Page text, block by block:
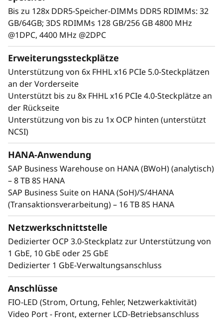
Maximale Leistung und Zuverlässigkeit
Zentrale Aufgaben in Unternehmen erfordern
Systeme, die maximale Leistung und
kontinuierliche Verfügbarkeit bieten können.
Mit der gesteigerten Leistung von CPU,
Arbeitsspeicher, Storage und I/O setzt das
SR950 V3 neue Leistungsmaßstäbe.
Mit acht Intel® Xeon® Scalable Prozessoren
der 4. Generation unterstützt der ThinkSystem
SR950 V3 bis zu 32 TB Arbeitsspeicher und 480
Prozessorkerne auf 8 HE Rackfläche. Mit
mehreren Ausfallsicherheitsstufen zum Schutz
Dauerbetrieb und die Zuverlässigkeit im
Dauereinsatz ausgelegt.
Bis zu 128x DDR5-Speicher-DIMMs DDR5 RDIMMs: 32
GB/64GB; 3DS RDIMMs 128 GB/256 GB 4800 MHz
@1DPC, 4400 MHz @2DPC
Erweiterungssteckplätze
Unterstützung von 6x FHHL x16 PCIe 5.0-Steckplätzen
an der Vorderseite
Unterstützt bis zu 8x FHHL x16 PCIe 4.0-Steckplätze an
der Rückseite
Unterstützung von bis zu 1x OCP hinten (unterstützt
NCSI)
HANA-Anwendung
SAP Business Warehouse on HANA (BWoH) (analytisch)
– 8 TB 8S HANA
SAP Business Suite on HANA (SoH)/S/4HANA
(Transaktionsverarbeitung) – 16 TB 8S HANA
Netzwerkschnittstelle
Dedizierter OCP 3.0-Steckplatz zur Unterstützung von
1 GbE, 10 GbE oder 25 GbE
Dedizierter 1 GbE-Verwaltungsanschluss
Anschlüsse
FIO-LED (Strom, Ortung, Fehler, Netzwerkaktivität)
Video Port - Front, externer LCD-Betriebsanschluss